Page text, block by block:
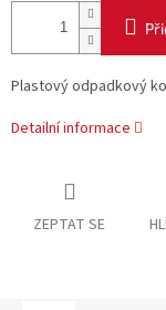
Plastový odpadkový
Detailní informace
ZEPTAT SE